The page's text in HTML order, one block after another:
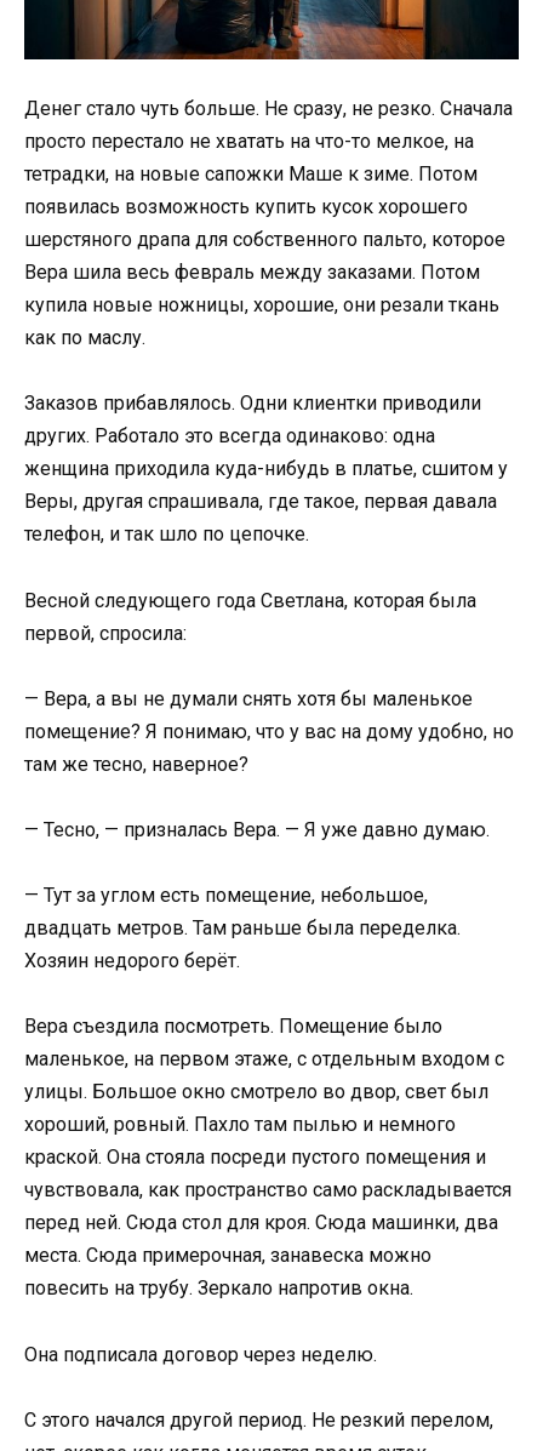
Денег стало чуть больше. Не сразу, не резко. Сначала
просто перестало не хватать на что-то мелкое, на
тетрадки, на новые сапожки Маше к зиме. Потом
появилась возможность купить кусок хорошего
шерстяного драпа для собственного пальто, которое
Вера шила весь февраль между заказами. Потом
купила новые ножницы, хорошие, они резали ткань
как по маслу.
Заказов прибавлялось. Одни клиентки приводили
других. Работало это всегда одинаково: одна
женщина приходила куда-нибудь в платье, сшитом у
Веры, другая спрашивала, где такое, первая давала
телефон, и так шло по цепочке.
Весной следующего года Светлана, которая была
первой, спросила:
— Вера, а вы не думали снять хотя бы маленькое
помещение? Я понимаю, что у вас на дому удобно, но
там же тесно, наверное?
— Тесно, — призналась Вера. — Я уже давно думаю.
— Тут за углом есть помещение, небольшое,
двадцать метров. Там раньше была переделка.
Хозяин недорого берёт.
Вера съездила посмотреть. Помещение было
маленькое, на первом этаже, с отдельным входом с
улицы. Большое окно смотрело во двор, свет был
хороший, ровный. Пахло там пылью и немного
краской. Она стояла посреди пустого помещения и
чувствовала, как пространство само раскладывается
перед ней. Сюда стол для кроя. Сюда машинки, два
места. Сюда примерочная, занавеска можно
повесить на трубу. Зеркало напротив окна.
Она подписала договор через неделю.
С этого начался другой период. Не резкий перелом,